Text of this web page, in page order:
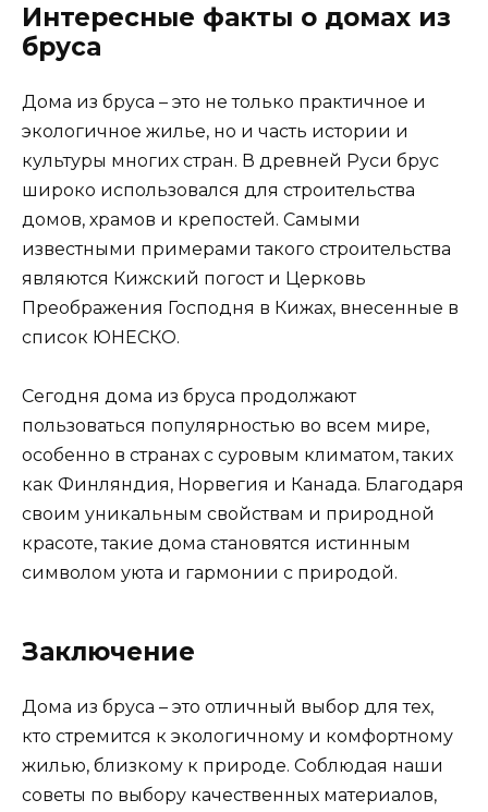
Интересные факты о домах из
бруса
Дома из бруса – это не только практичное и
экологичное жилье, но и часть истории и
культуры многих стран. В древней Руси брус
широко использовался для строительства
домов, храмов и крепостей. Самыми
известными примерами такого строительства
являются Кижский погост и Церковь
Преображения Господня в Кижах, внесенные в
список ЮНЕСКО.
Сегодня дома из бруса продолжают
пользоваться популярностью во всем мире,
особенно в странах с суровым климатом, таких
как Финляндия, Норвегия и Канада. Благодаря
своим уникальным свойствам и природной
красоте, такие дома становятся истинным
символом уюта и гармонии с природой.
Заключение
Дома из бруса – это отличный выбор для тех,
кто стремится к экологичному и комфортному
жилью, близкому к природе. Соблюдая наши
советы по выбору качественных материалов,